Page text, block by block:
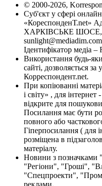
© 2000-2026,
Суб'єкт у сфері
«КореспонденТ.net»
ХАРКІВСЬКЕ ШОСЕ,
Ідентифікатор медіа –
Використання будь-
сайті, дозволяється
Корреспондент.net.
При копіюванні
і світу» , для
відкрите для
Посилання має бути
повного або
Гіперпосилання ( для
розміщена в
матеріалу.
Новини з позначками
"Регіони", "Гроші",
"Спецпроекти",